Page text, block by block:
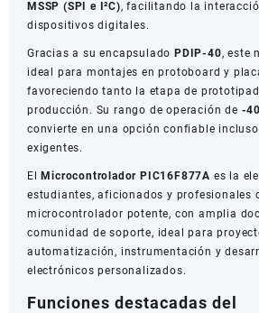
MSSP (SPI e I²C), facilitando la
dispositivos digitales.
Gracias a su encapsulado PDIP-40, este
ideal para montajes en protoboard y
favoreciendo tanto la etapa de
producción. Su rango de operación de -
convierte en una opción confiable
exigentes.
ElMicrocontrolador PIC16F877A es la
estudiantes, aficionados y profesionales
microcontrolador potente, con amplia
comunidad de soporte, ideal para
automatización, instrumentación y
electrónicos personalizados.
Funciones destacadas del